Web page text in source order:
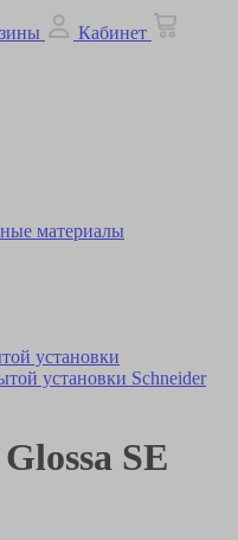
Кабинет
материалы
установки
установки Schneider
SE